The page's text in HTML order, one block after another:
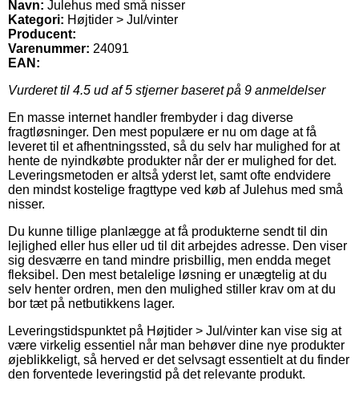
Navn: Julehus med små nisser
Kategori: Højtider > Jul/vinter
Producent:
Varenummer: 24091
EAN:
Vurderet til 4.5 ud af 5 stjerner baseret på 9 anmeldelser
En masse internet handler frembyder i dag diverse
fragtløsninger. Den mest populære er nu om dage at få
leveret til et afhentningssted, så du selv har mulighed for at
hente de nyindkøbte produkter når der er mulighed for det.
Leveringsmetoden er altså yderst let, samt ofte endvidere
den mindst kostelige fragttype ved køb af Julehus med små
nisser.
Du kunne tillige planlægge at få produkterne sendt til din
lejlighed eller hus eller ud til dit arbejdes adresse. Den viser
sig desværre en tand mindre prisbillig, men endda meget
fleksibel. Den mest betalelige løsning er unægtelig at du
selv henter ordren, men den mulighed stiller krav om at du
bor tæt på netbutikkens lager.
Leveringstidspunktet på Højtider > Jul/vinter kan vise sig at
være virkelig essentiel når man behøver dine nye produkter
øjeblikkeligt, så herved er det selvsagt essentielt at du finder
den forventede leveringstid på det relevante produkt.